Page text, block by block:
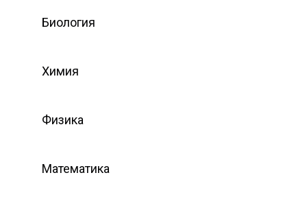
Биология
Химия
Физика
Математика